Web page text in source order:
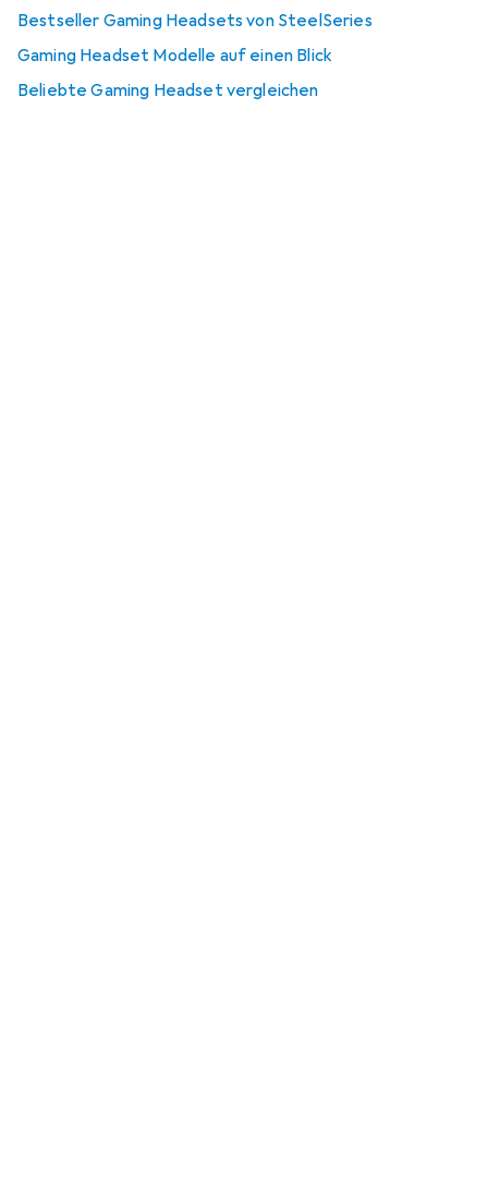
Bestseller Gaming Headsets von SteelSeries
Gaming Headset Modelle auf einen Blick
Beliebte Gaming Headset vergleichen